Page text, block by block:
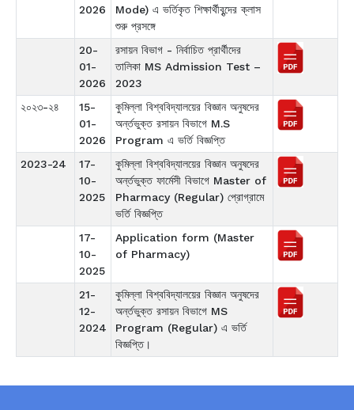
2026
Mode) এ ভর্তিকৃত শিক্ষার্থীবৃন্দের ক্লাস
শুরু প্রসঙ্গে
20-
01-
2026
রসায়ন বিভাগ - নির্বাচিত প্রার্থীদের
তালিকা MS Admission Test –
2023
২০২৩-২৪
15-
01-
2026
কুমিল্লা বিশ্ববিদ্যালয়ের বিজ্ঞান অনুষদের
অর্ন্তভুক্ত রসায়ন বিভাগে M.S
Program এ ভর্তি বিজ্ঞপ্তি
2023-24
17-
10-
2025
কুমিল্লা বিশ্ববিদ্যালয়ের বিজ্ঞান অনুষদের
অর্ন্তভুক্ত ফার্মেসী বিভাগে Master of
Pharmacy (Regular) প্রোগ্রামে
ভর্তি বিজ্ঞপ্তি
17-
10-
2025
Application form (Master
of Pharmacy)
21-
12-
2024
কুমিল্লা বিশ্ববিদ্যালয়ের বিজ্ঞান অনুষদের
অর্ন্তভুক্ত রসায়ন বিভাগে MS
Program (Regular) এ ভর্তি
বিজ্ঞপ্তি।